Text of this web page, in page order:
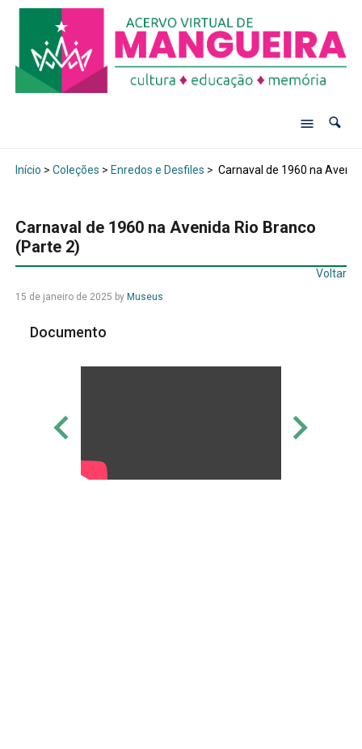
Início > Coleções > Enredos e Desfiles > Carnaval de 1960 na
Carnaval de 1960 na Avenida Rio Branco
(Parte 2)
Voltar
15 de janeiro de 2025 by Museus
Documento